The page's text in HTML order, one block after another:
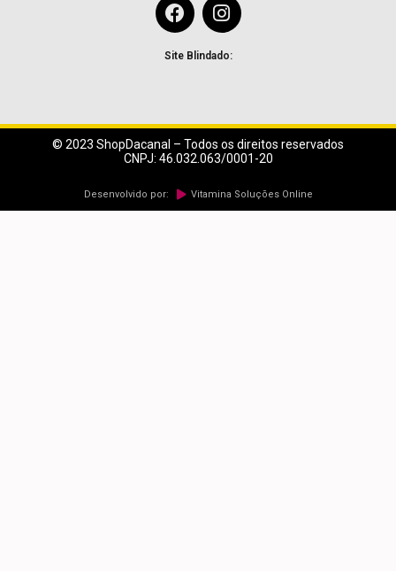
Site Blindado:
© 2023 ShopDacanal – Todos os direitos reservados
CNPJ: 46.032.063/0001-20
Desenvolvido por: Vitamina Soluções Online